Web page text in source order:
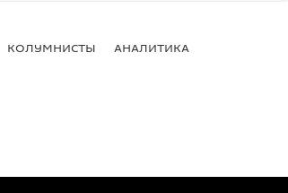
КОЛУМНИСТЫ АНАЛИТИКА